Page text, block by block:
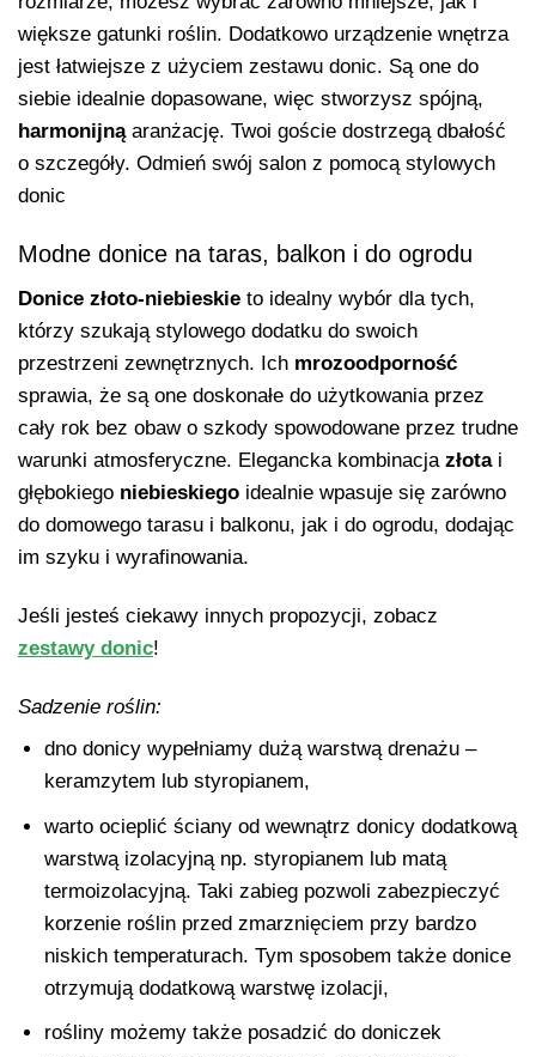
większe gatunki roślin. Dodatkowo urządzenie wnętrza
jest łatwiejsze z użyciem zestawu donic. Są one do
siebie idealnie dopasowane, więc stworzysz spójną,
harmonijnąaranżację. Twoi goście dostrzegą dbałość
o szczegóły. Odmień swój salon z pomocą stylowych
donic
Modne donice na taras, balkon i do ogrodu
Donice złoto-niebieskie to idealny wybór dla tych,
którzy szukają stylowego dodatku do swoich
przestrzeni zewnętrznych. Ich mrozoodporność
sprawia, że są one doskonałe do użytkowania przez
cały rok bez obaw o szkody spowodowane przez trudne
warunki atmosferyczne. Elegancka kombinacja złotai
głębokiego niebieskiego idealnie wpasuje się zarówno
do domowego tarasu i balkonu, jak i do ogrodu, dodając
im szyku i wyrafinowania.
Jeśli jesteś ciekawy innych propozycji, zobacz
zestawy donic!
Sadzenie roślin:
dno donicy wypełniamy dużą warstwą drenażu –
keramzytem lub styropianem,
warto ocieplić ściany od wewnątrz donicy dodatkową
warstwą izolacyjną np. styropianem lub matą
termoizolacyjną. Taki zabieg pozwoli zabezpieczyć
korzenie roślin przed zmarznięciem przy bardzo
niskich temperaturach. Tym sposobem także donice
otrzymują dodatkową warstwę izolacji,
rośliny możemy także posadzić do doniczek